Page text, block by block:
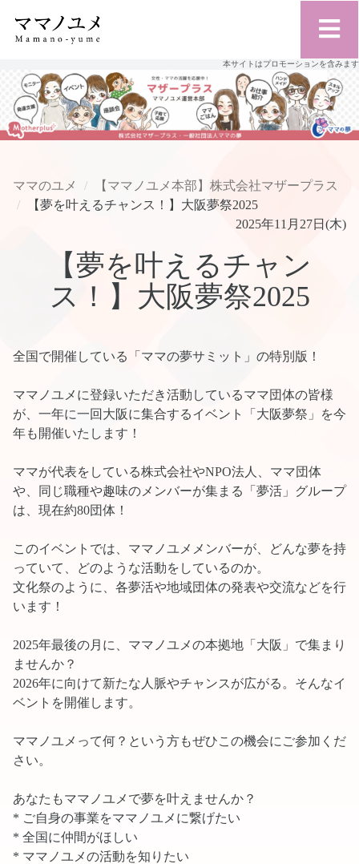
本サイトはプロモーションを含みます
ママのユメ
【ママノユメ本部】株式会社マザープラス
【夢を叶えるチャンス！】大阪夢祭2025
2025年11月27日(木)
【夢を叶えるチャン
ス！】大阪夢祭2025
全国で開催している「ママの夢サミット」の特別版！
ママノユメに登録いただき活動しているママ団体の皆様
が、一年に一回大阪に集合するイベント「大阪夢祭」を今
年も開催いたします！
ママが代表をしている株式会社やNPO法人、ママ団体
や、同じ職種や趣味のメンバーが集まる「夢活」グループ
は、現在約80団体！
このイベントでは、ママノユメメンバーが、どんな夢を持
っていて、どのような活動をしているのか。
文化祭のように、各夢活や地域団体の発表や交流などを行
います！
2025年最後の月に、ママノユメの本拠地「大阪」で集まり
ませんか？
2026年に向けて新たな人脈やチャンスが広がる。そんなイ
ベントを開催します。
ママノユメって何？という方もぜひこの機会にご参加くだ
さい。
あなたもママノユメで夢を叶えませんか？
* ご自身の事業をママノユメに繋げたい
* 全国に仲間がほしい
* ママノユメの活動を知りたい